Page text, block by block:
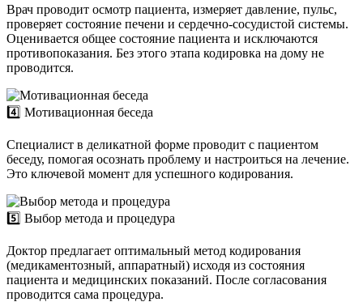
Врач проводит осмотр пациента, измеряет давление, пульс,
проверяет состояние печени и сердечно-сосудистой системы.
Оценивается общее состояние пациента и исключаются
противопоказания. Без этого этапа кодировка на дому не
проводится.
4️⃣ Мотивационная беседа
Специалист в деликатной форме проводит с пациентом
беседу, помогая осознать проблему и настроиться на лечение.
Это ключевой момент для успешного кодирования.
5️⃣ Выбор метода и процедура
Доктор предлагает оптимальный метод кодирования
(медикаментозный, аппаратный) исходя из состояния
пациента и медицинских показаний. После согласования
проводится сама процедура.